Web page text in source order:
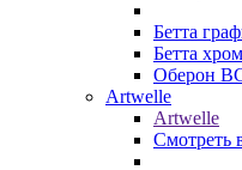
Бетта
Бетта хром
Оберон
Artwelle
Artwelle
Смотреть